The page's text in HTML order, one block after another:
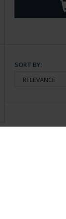
SORT BY: